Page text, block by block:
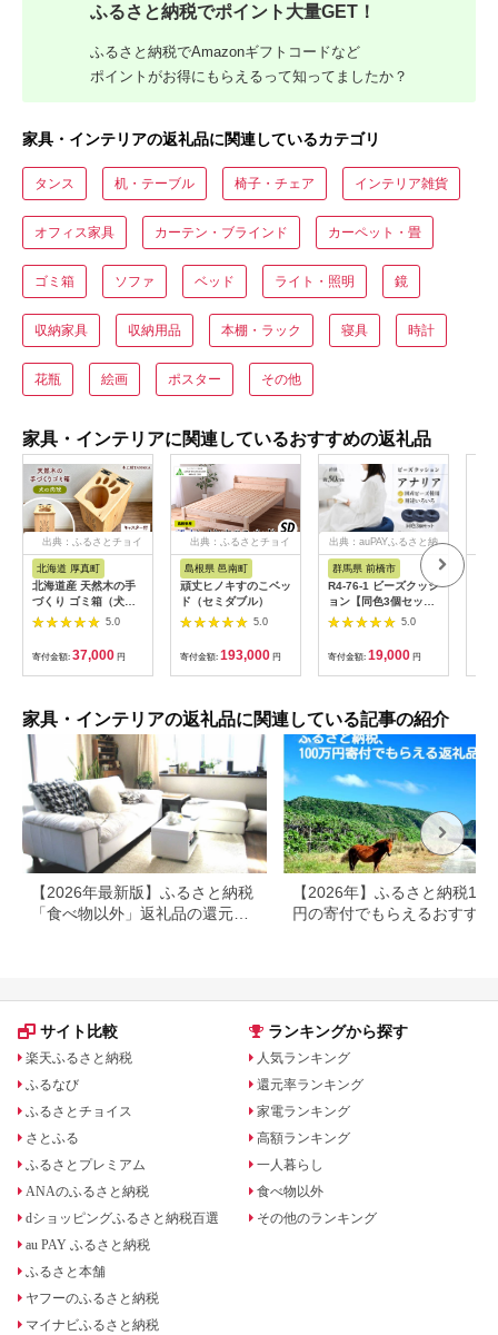
ふるさと納税でポイント大量GET！
ふるさと納税でAmazonギフトコードなど
ポイントがお得にもらえるって知ってましたか？
家具・インテリアの返礼品に関連しているカテゴリ
タンス 机・テーブル 椅子・チェア インテリア雑貨
オフィス家具 カーテン・ブラインド カーペット・畳
ゴミ箱 ソファ ベッド ライト・照明 鏡
収納家具 収納用品 本棚・ラック 寝具 時計
花瓶 絵画 ポスター その他
家具・インテリアに関連しているおすすめの返礼品
出典：ふるさとチョイ
ス
北海道 厚真町
北海道産 天然木の手
づくり ゴミ箱（犬の
肉球）《厚真町》【木
工房TANAKA】 ごみ
箱 ゴミ箱 木製 天然木
日用品 雑貨 犬 北海道
ハンドメイド インテ
37000円
5.0
寄付金額: 37,000 円
出典：ふるさとチョイ
ス
島根県 邑南町
頑丈ヒノキすのこベッ
ド（セミダブル）
5.0
寄付金額: 193,000 円
出典：auPAYふるさと納
群馬県 前橋市
R4-76-1 ビーズクッシ
ョン【同色3個セッ
ト】アナリア（大ビー
ズ）【ブラウン】｜ビ
ーズ 大ビーズ クッシ
ョン 枕 まくら 背あて
足置き お昼寝枕 腰当
気持ちいい しっとり
ふわふわ リラックス
座り心地 体圧分散 妊
婦 子ども ソファ 座い
す のびのび 快適 ふん
わり 疲れない 体圧分
散
5.0
寄付金額: 19,000 円
家具・インテリアの返礼品に関連している記事の紹介
【2026年最新版】ふるさと納税
「食べ物以外」返礼品の還元率
【2026年】ふるさと納税
円の寄付でもらえるおすすめ
サイト比較
楽天ふるさと納税
ふるなび
ふるさとチョイス
さとふる
ふるさとプレミアム
ANAのふるさと納税
dショッピングふるさと納税百選
au PAY ふるさと納税
ふるさと本舗
ヤフーのふるさと納税
マイナビふるさと納税
ランキングから探す
人気ランキング
還元率ランキング
家電ランキング
高額ランキング
一人暮らし
食べ物以外
その他のランキング